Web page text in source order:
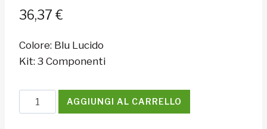
36,37 €
Colore: Blu Lucido
Kit: 3 Componenti
Foliatec
AGGIUNGI AL CARRELLO